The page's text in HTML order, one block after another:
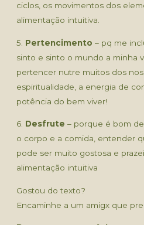
ciclos, os movimentos dos
alimentação intuitiva.
5. Pertencimento – pq me
sinto e sinto o mundo a minha
pertencer nutre muitos dos
espiritualidade, a energia de
potência do bem viver!
6. Desfrute – porque é bom
o corpo e a comida, entender
pode ser muito gostosa e
alimentação intuitiva
Gostou do texto?
Encaminhe a um amigx que